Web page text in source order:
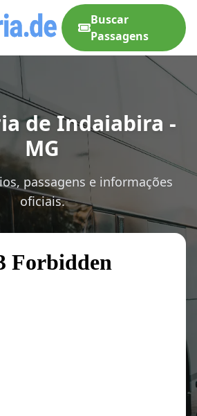
Buscar
Passagens
de Indaiabira -
MG
passagens e informações
oficiais.